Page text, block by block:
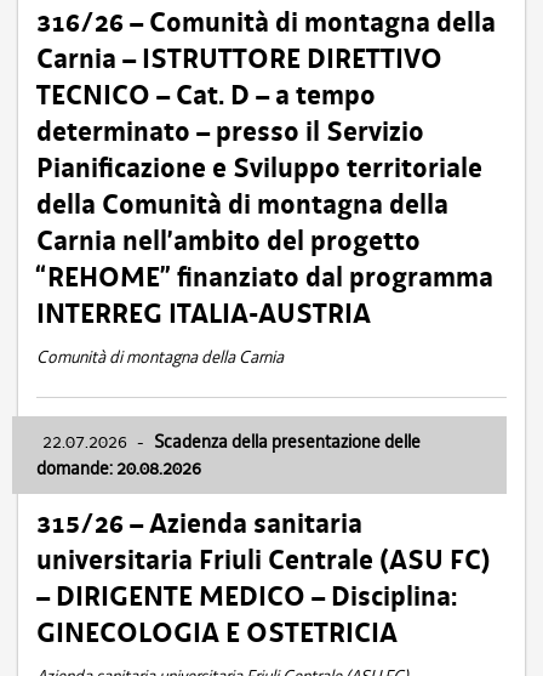
316/26 – Comunità di montagna della
Carnia – ISTRUTTORE DIRETTIVO
TECNICO – Cat. D – a tempo
determinato – presso il Servizio
Pianificazione e Sviluppo territoriale
della Comunità di montagna della
Carnia nell’ambito del progetto
“REHOME” finanziato dal programma
INTERREG ITALIA-AUSTRIA
Comunità di montagna della Carnia
22.07.2026 - Scadenza della presentazione delle
domande: 20.08.2026
315/26 – Azienda sanitaria
universitaria Friuli Centrale (ASU FC)
– DIRIGENTE MEDICO – Disciplina:
GINECOLOGIA E OSTETRICIA